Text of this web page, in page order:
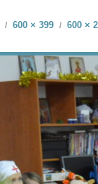
/ 600 × 399 / 600 ×